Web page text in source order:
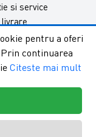
si service
livrare
si conditii
pentru a oferi
continuarea
Citeste mai mult